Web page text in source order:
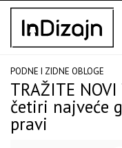
Skip
content
PODNE I ZIDNE OBLOGE
TRAŽITE
četiri najveće
pravi